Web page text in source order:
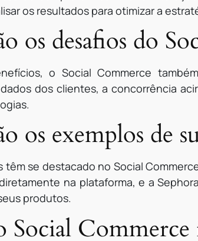
os resultados para otimizar a
os desafios do
o Social Commerce
dos clientes, a concorrência
os exemplos de
têm se destacado no Social
na plataforma, e a
produtos.
Social